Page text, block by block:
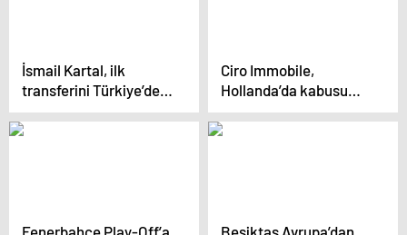
İsmail Kartal, ilk
transferini Türkiye’den
yaptı
Ciro Immobile,
Hollanda’da kabusu
yaşadı
Fenerbahçe Play-Off’a
Beşiktaş Avrupa’dan